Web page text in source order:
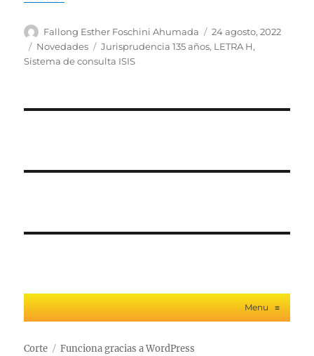
Autor
Fallong Esther Foschini Ahumada
Publicado
el
24 agosto, 2022
Categorías
Novedades Etiquetas
Jurisprudencia 135 años, LETRA H,
Sistema de consulta ISIS
Menu ≡
Corte Funciona gracias a WordPress